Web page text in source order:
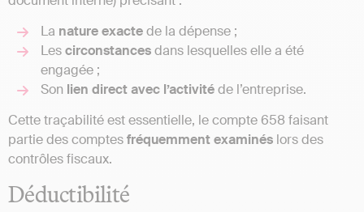
La nature exactede la dépense ;
Lescirconstancesdans lesquelles elle a été
engagée ;
Son lien direct avec l’activitéde l’entreprise.
Cette traçabilité est essentielle, le compte 658 faisant
partie des comptesfréquemment examinés lors des
contrôles fiscaux.
Déductibilité